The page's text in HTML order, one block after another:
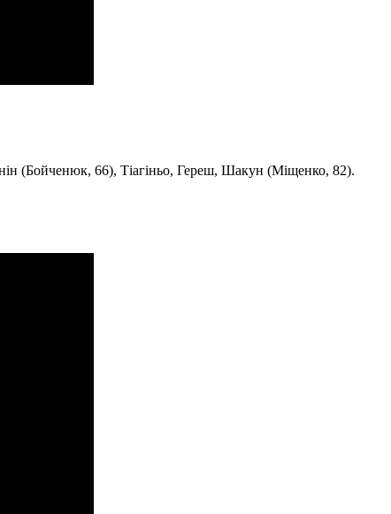
(Бойченюк, 66), Тіагіньо, Гереш, Шакун (Міщенко, 82).